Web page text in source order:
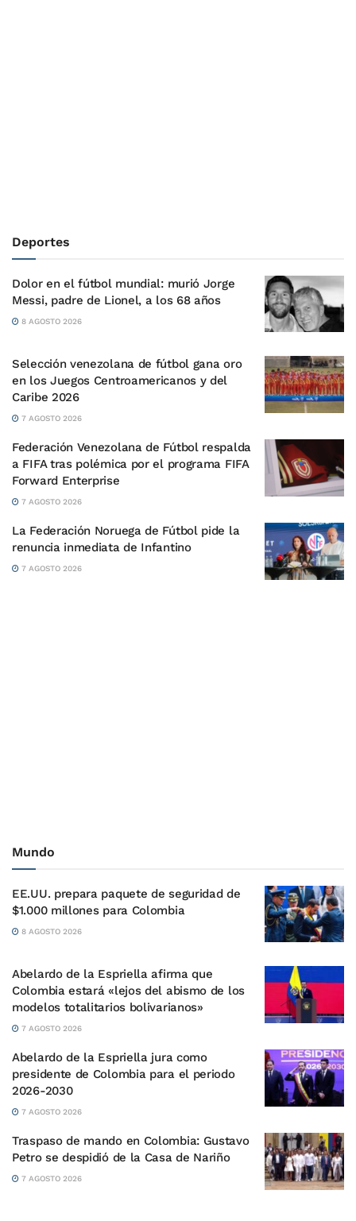
Deportes
Dolor en el fútbol mundial: murió Jorge
Messi, padre de Lionel, a los 68 años
8 AGOSTO 2026
Selección venezolana de fútbol gana oro
en los Juegos Centroamericanos y del
Caribe 2026
7 AGOSTO 2026
Federación Venezolana de Fútbol respalda
a FIFA tras polémica por el programa FIFA
Forward Enterprise
7 AGOSTO 2026
La Federación Noruega de Fútbol pide la
renuncia inmediata de Infantino
7 AGOSTO 2026
Mundo
EE.UU. prepara paquete de seguridad de
$1.000 millones para Colombia
8 AGOSTO 2026
Abelardo de la Espriella afirma que
Colombia estará «lejos del abismo de los
modelos totalitarios bolivarianos»
7 AGOSTO 2026
Abelardo de la Espriella jura como
presidente de Colombia para el periodo
2026-2030
7 AGOSTO 2026
Traspaso de mando en Colombia: Gustavo
Petro se despidió de la Casa de Nariño
7 AGOSTO 2026